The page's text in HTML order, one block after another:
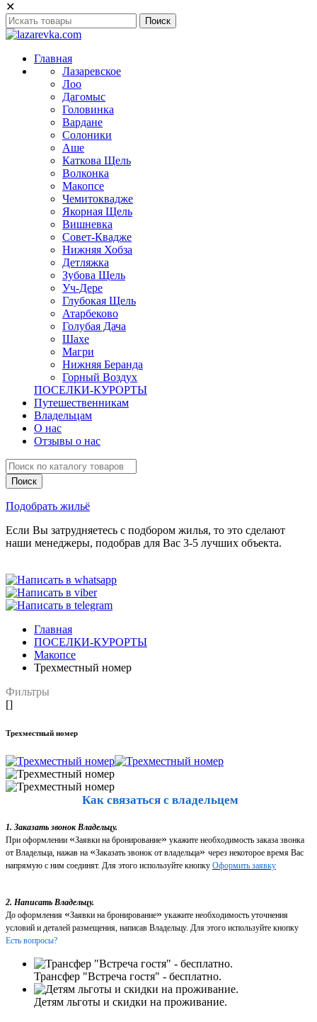
✕
Главная
Лазаревское
Лоо
Дагомыс
Головинка
Вардане
Солоники
Аше
Каткова Щель
Волконка
Макопсе
Чемитоквадже
Якорная Щель
Вишневка
Совет-Квадже
Нижняя Хобза
Детляжка
Зубова Щель
Уч-Дере
Глубокая Щель
Атарбеково
Голубая Дача
Шахе
Магри
Нижняя Беранда
Горный Воздух
ПОСЕЛКИ-КУРОРТЫ
Путешественникам
Владельцам
О нас
Отзывы о нас
Подобрать жильё
Если Вы затрудняетесь с подбором жилья, то это сделают
наши менеджеры, подобрав для Вас 3-5 лучших объекта.
Главная
ПОСЕЛКИ-КУРОРТЫ
Макопсе
Трехместный номер
Фильтры
[]
Трехместный номер
Как связаться с владельцем
1. Заказать звонок Владельцу.
При оформлении «Заявки на бронирование» укажите необходимость заказа звонка
от Владельца, нажав на «Заказать звонок от владельца» через некоторое время Вас
напрямую с ним соединят. Для этого используйте кнопку Оформить заявку
2. Написать Владельцу.
До оформления «Заявки на бронирование» укажите необходимость уточнения
условий и деталей размещения, написав Владельцу. Для этого используйте кнопку
Есть вопросы?
Трансфер "Встреча гостя" - бесплатно.
Детям льготы и скидки на проживание.